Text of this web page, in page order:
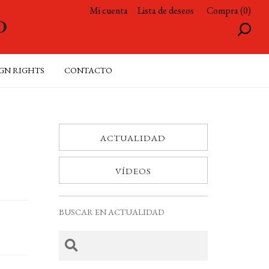
Mi cuenta Lista de deseos Compra (0)
RIGHTS CONTACTO
ACTUALIDAD
VÍDEOS
BUSCAR EN ACTUALIDAD